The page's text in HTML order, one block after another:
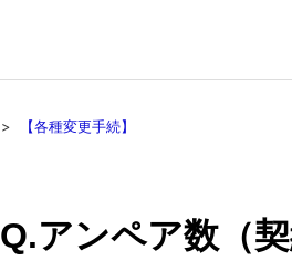
【各種変更手続】
Q.アンペア数（